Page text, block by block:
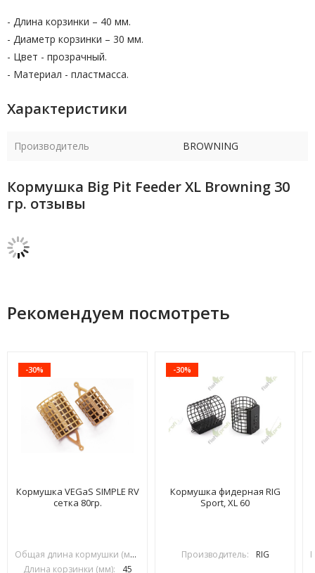
- Длина корзинки – 40 мм.
- Диаметр корзинки – 30 мм.
- Цвет - прозрачный.
- Материал - пластмасса.
Характеристики
Производитель BROWNING
Кормушка Big Pit Feeder XL Browning 30
гр. отзывы
Рекомендуем посмотреть
-30%
Кормушка VEGaS SIMPLE RV
сетка 80гр.
Общая длина кормушки (мм):
Длина корзинки (мм):
45
-30%
Кормушка фидерная RIG
Sport, XL 60
Производитель: RIG